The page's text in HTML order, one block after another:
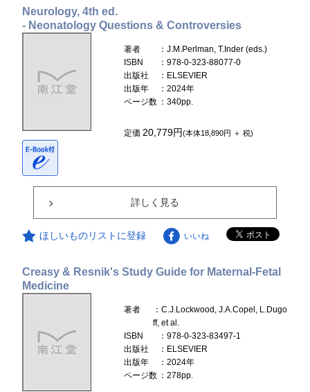
Neurology, 4th ed.
- Neonatology Questions & Controversies
著者
：J.M.Perlman, T.Inder (eds.)
ISBN
：978-0-323-88077-0
出版社
：ELSEVIER
出版年
：2024年
ページ数 ：340pp.
定価20,779円(本体18,890円 ＋ 税)
詳しく見る
ほしいものリストに登録 いいね
Creasy & Resnik's Study Guide for Maternal-Fetal
Medicine
著者
：C.J.Lockwood, J.A.Copel, L.Dugo
ff, et al.
ISBN
：978-0-323-83497-1
出版社
：ELSEVIER
出版年
：2024年
ページ数 ：278pp.